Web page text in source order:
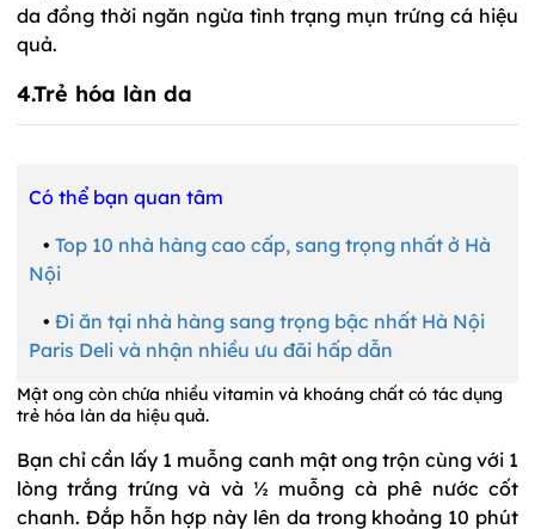
da đồng thời ngăn ngừa tình trạng mụn trứng cá hiệu
quả.
4.Trẻ hóa làn da
Có thể bạn quan tâm
• Top 10 nhà hàng cao cấp, sang trọng nhất ở Hà
Nội
• Đi ăn tại nhà hàng sang trọng bậc nhất Hà Nội
Paris Deli và nhận nhiều ưu đãi hấp dẫn
Mật ong còn chứa nhiều vitamin và khoáng chất có tác dụng
trẻ hóa làn da hiệu quả.
Bạn chỉ cần lấy 1 muỗng canh mật ong trộn cùng với 1
lòng trắng trứng và và ½ muỗng cà phê nước cốt
chanh. Đắp hỗn hợp này lên da trong khoảng 10 phút